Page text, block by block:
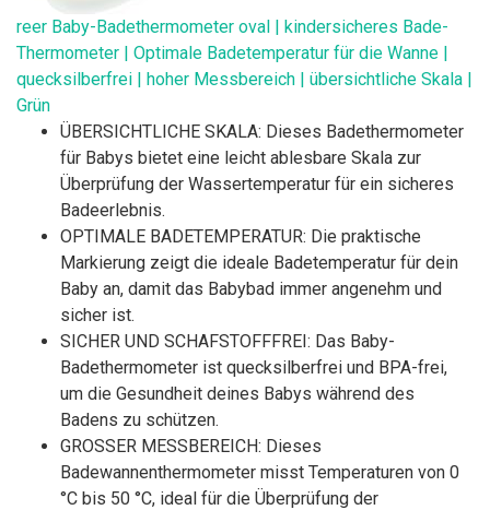
reer Baby-Badethermometer oval | kindersicheres Bade-
Thermometer | Optimale Badetemperatur für die Wanne |
quecksilberfrei | hoher Messbereich | übersichtliche Skala |
Grün
ÜBERSICHTLICHE SKALA: Dieses Badethermometer
für Babys bietet eine leicht ablesbare Skala zur
Überprüfung der Wassertemperatur für ein sicheres
Badeerlebnis.
OPTIMALE BADETEMPERATUR: Die praktische
Markierung zeigt die ideale Badetemperatur für dein
Baby an, damit das Babybad immer angenehm und
sicher ist.
SICHER UND SCHAFSTOFFFREI: Das Baby-
Badethermometer ist quecksilberfrei und BPA-frei,
um die Gesundheit deines Babys während des
Badens zu schützen.
GROSSER MESSBEREICH: Dieses
Badewannenthermometer misst Temperaturen von 0
°C bis 50 °C, ideal für die Überprüfung der